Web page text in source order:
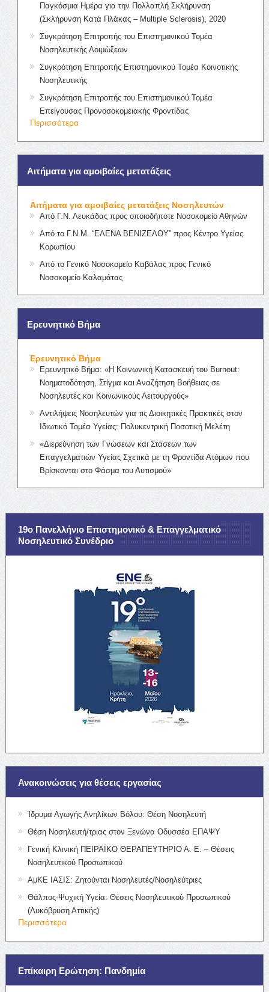
Παγκόσμια Ημέρα για την Πολλαπλή Σκλήρυνση
(Σκλήρυνση Κατά Πλάκας – Multiple Sclerosis), 2020
Συγκρότηση Επιτροπής του Επιστημονικού Τομέα
Νοσηλευτικής Λοιμώξεων
Συγκρότηση Επιτροπής Επιστημονικού Τομέα Κοινοτικής
Νοσηλευτικής
Συγκρότηση Επιτροπής του Επιστημονικού Τομέα
Επείγουσας Προνοσοκομειακής Φροντίδας
Περισσότερα
Αιτήματα για αμοιβαίες μετατάξεις
Αιτήματα για αμοιβαίες μετατάξεις Νοσηλευτών
Από Γ.Ν. Λευκάδας προς οποιοδήποτε Νοσοκομείο Αθηνών
Από το Γ.Ν.Μ. “ΕΛΕΝΑ ΒΕΝΙΖΕΛΟΥ” προς Κέντρο Υγείας
Κορωπίου
Από το Γενικό Νοσοκομείο Καβάλας προς Γενικό
Νοσοκομείο Καλαμάτας
Ερευνητικό Βήμα
Ερευνητικό Βήμα
Ερευνητικό Βήμα: «Η Κοινωνική Κατασκευή του Burnout:
Νοηματοδότηση, Στίγμα και Αναζήτηση Βοήθειας σε
Νοσηλευτές και Κοινωνικούς Λειτουργούς»
Αντιλήψεις Νοσηλευτών για τις Διοικητικές Πρακτικές στον
Ιδιωτικό Τομέα Υγείας: Πολυκεντρική Ποσοτική Μελέτη
«Διερεύνηση των Γνώσεων και Στάσεων των
Επαγγελματιών Υγείας Σχετικά με τη Φροντίδα Ατόμων που
Βρίσκονται στο Φάσμα του Αυτισμού»
19ο Πανελλήνιο Επιστημονικό & Επαγγελματικό
Νοσηλευτικό Συνέδριο
Ανακοινώσεις για θέσεις εργασίας
Ίδρυμα Αγωγής Ανηλίκων Βόλου: Θέση Νοσηλευτή
Θέση Νοσηλευτή/τριας στον Ξενώνα Οδυσσέα ΕΠΑΨΥ
Γενική Κλινική ΠΕΙΡΑΪΚΟ ΘΕΡΑΠΕΥΤΗΡΙΟ Α. Ε. – Θέσεις
Νοσηλευτικού Προσωπικού
ΑμΚΕ ΙΑΣΙΣ: Ζητούνται Νοσηλευτές/Νοσηλεύτριες
Θάλπος-Ψυχική Υγεία: Θέσεις Νοσηλευτικού Προσωπικού
(Λυκόβρυση Αττικής)
Περισσότερα
Επίκαιρη Ερώτηση: Πανδημία